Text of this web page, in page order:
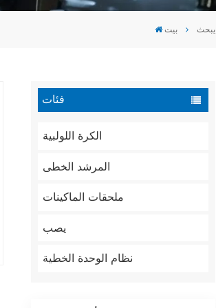
بيت يبحث
فئات
الكرة اللولبية
المرشد الخطى
ملحقات الماكينات
يصب
نظام الوحدة الخطية